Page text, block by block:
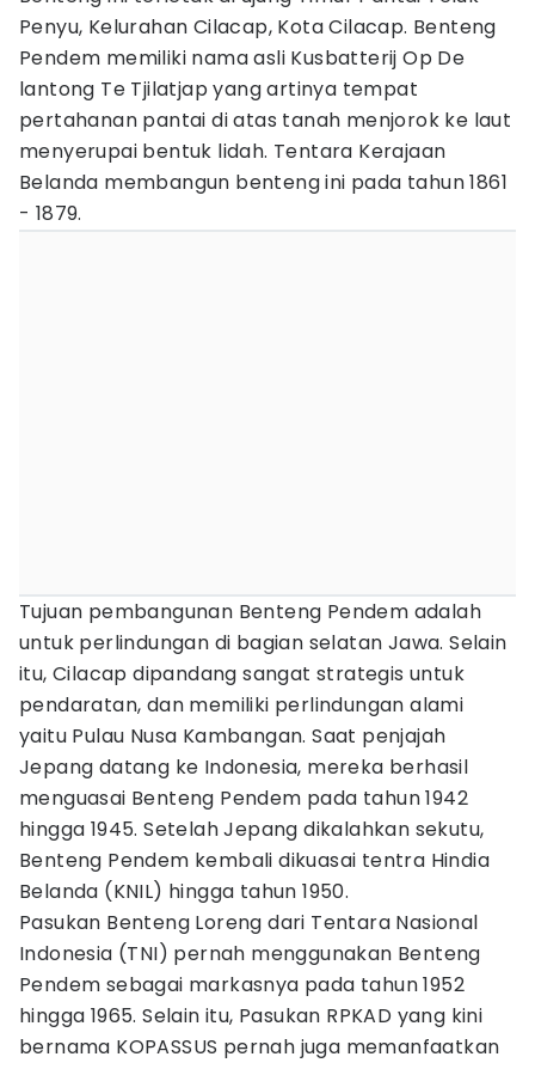
Penyu, Kelurahan Cilacap, Kota Cilacap. Benteng
Pendem memiliki nama asli Kusbatterij Op De
lantong Te Tjilatjap yang artinya tempat
pertahanan pantai di atas tanah menjorok ke laut
menyerupai bentuk lidah. Tentara Kerajaan
Belanda membangun benteng ini pada tahun 1861
- 1879.
Tujuan pembangunan Benteng Pendem adalah
untuk perlindungan di bagian selatan Jawa. Selain
itu, Cilacap dipandang sangat strategis untuk
pendaratan, dan memiliki perlindungan alami
yaitu Pulau Nusa Kambangan. Saat penjajah
Jepang datang ke Indonesia, mereka berhasil
menguasai Benteng Pendem pada tahun 1942
hingga 1945. Setelah Jepang dikalahkan sekutu,
Benteng Pendem kembali dikuasai tentra Hindia
Belanda (KNIL) hingga tahun 1950.
Pasukan Benteng Loreng dari Tentara Nasional
Indonesia (TNI) pernah menggunakan Benteng
Pendem sebagai markasnya pada tahun 1952
hingga 1965. Selain itu, Pasukan RPKAD yang kini
bernama KOPASSUS pernah juga memanfaatkan